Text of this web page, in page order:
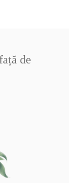
de